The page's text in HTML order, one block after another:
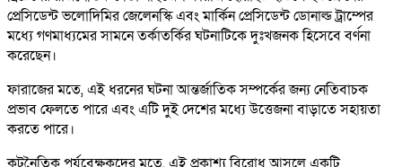
প্রেসিডেন্ট ভলোদিমির জেলেনস্কি এবং মার্কিন প্রেসিডেন্ট ডোনাল্ড ট্রাম্পের
মধ্যে গণমাধ্যমের সামনে তর্কাতর্কির ঘটনাটিকে দুঃখজনক হিসেবে বর্ণনা
করেছেন।
ফারাজের মতে, এই ধরনের ঘটনা আন্তর্জাতিক সম্পর্কের জন্য নেতিবাচক
প্রভাব ফেলতে পারে এবং এটি দুই দেশের মধ্যে উত্তেজনা বাড়াতে সহায়তা
করতে পারে।